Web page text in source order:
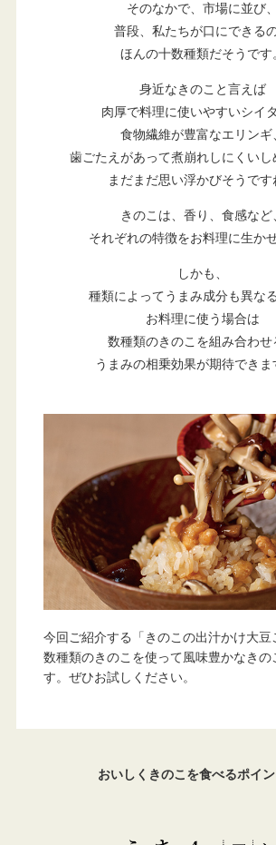
そのなかで、市場に並び、
普段、私たちが口にできる
ほんの十数種類だそうです
身近なきのこと言えば
肉厚で料理に使いやすいシイタ
食物繊維が豊富なエリンギ
歯ごたえがあって煮崩れしにくいし
まだまだ思い浮かびそうです
きのこは、香り、食感など
それぞれの特徴をお料理に生かせ
しかも、
種類によってうまみ成分も異なる
お料理に使う場合は
数種類のきのこを組み合わせ
うまみの相乗効果が期待できま
今回ご紹介する「きのこの出汁かけ大豆
数種類のきのこを使って風味豊かなきの
す。ぜひお試しください。
おいしくきのこを食べるポイン